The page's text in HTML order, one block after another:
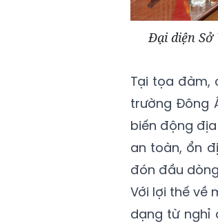
Đại diện Sở
Tại tọa đàm,
trường Đông
biến động
an toàn, ổn
đón đầu
Với lợi thế về
dạng từ nghỉ